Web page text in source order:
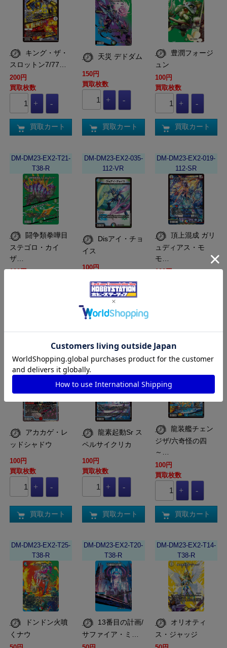
スロットン7/77…
200円
買取枚数
買取カート
天災 デドダム
150円
買取枚数
買取カート
ュン
100円
買取枚数
買取カート
DM-DM23-EX2-T21-
T38-R
ステゴロ・カイ
ザ…
100円
DM-DM23-EX2-035-
112-VR
イス
100円
買取カート
DM-DM23-EX2-019-
112-SR
ュディアス・モ
モ…
100円
112-SR
ッドシャドウ
100円
買取枚数
買取カート
DM-DM23-EX2-008-
112-SR
龍素起動Sr ス
ペルサイクリカ
100円
買取枚数
買取カート
DM-DM23-EX2-007-
112-SR
ジザ/六奇怪の四
～…
100円
買取枚数
買取カート
DM-DM23-EX2-T25-
T38-R
くナウ
DM-DM23-EX2-T20-
T38-R
サファイア・ミ…
DM-DM23-EX2-T14-
T38-R
ス・ジャッジ